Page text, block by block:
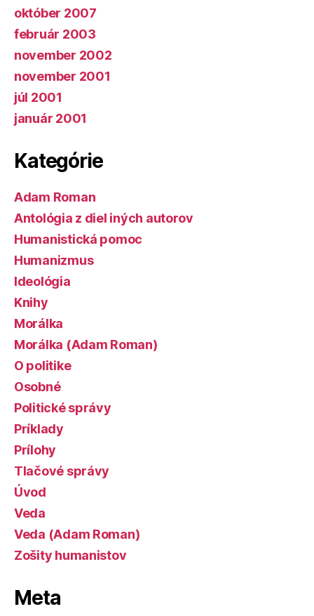
október 2007
február 2003
november 2002
november 2001
júl 2001
január 2001
Kategórie
Adam Roman
Antológia z diel iných autorov
Humanistická pomoc
Humanizmus
Ideológia
Knihy
Morálka
Morálka (Adam Roman)
O politike
Osobné
Politické správy
Príklady
Prílohy
Tlačové správy
Úvod
Veda
Veda (Adam Roman)
Zošity humanistov
Meta